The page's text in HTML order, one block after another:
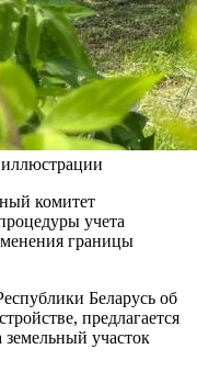
иллюстрации
комитет
учета
границы
Беларусь об
предлагается
земельный участок